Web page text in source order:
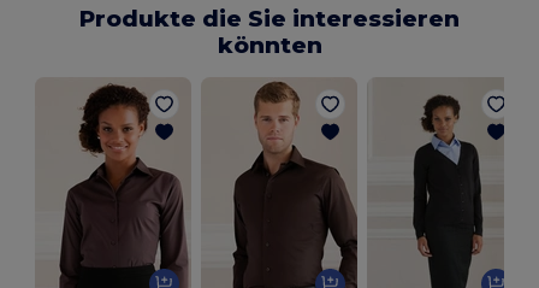
Produkte die Sie interessieren
könnten